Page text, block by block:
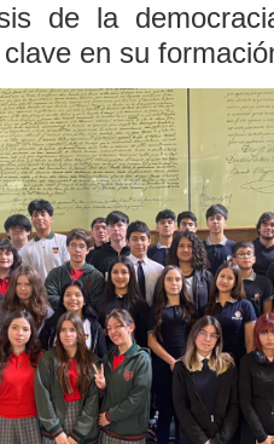
de la
en su